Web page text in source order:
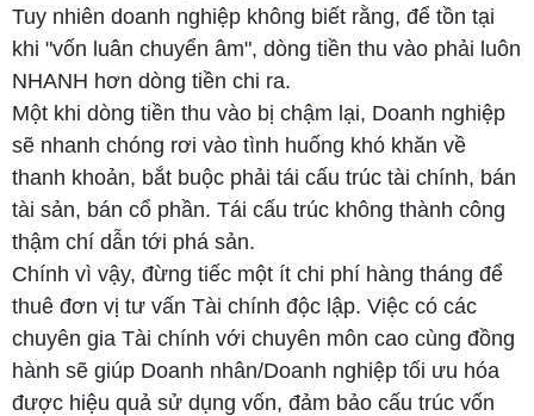
CIIC
Gói Dịch vụ
Đào tạo
Giới thiệu
chương trình
đào tạo
Đặc trưng
của CIIC
Các khóa
Tuy nhiên doanh nghiệp không biết rằng, để tồn tại
khi "vốn luân chuyển âm", dòng tiền thu vào phải luôn
NHANH hơn dòng tiền chi ra.
Một khi dòng tiền thu vào bị chậm lại, Doanh nghiệp
sẽ nhanh chóng rơi vào tình huống khó khăn về
thanh khoản, bắt buộc phải tái cấu trúc tài chính, bán
tài sản, bán cổ phần. Tái cấu trúc không thành công
thậm chí dẫn tới phá sản.
Chính vì vậy, đừng tiếc một ít chi phí hàng tháng để
thuê đơn vị tư vấn Tài chính độc lập. Việc có các
chuyên gia Tài chính với chuyên môn cao cùng đồng
hành sẽ giúp Doanh nhân/Doanh nghiệp tối ưu hóa
được hiệu quả sử dụng vốn, đảm bảo cấu trúc vốn